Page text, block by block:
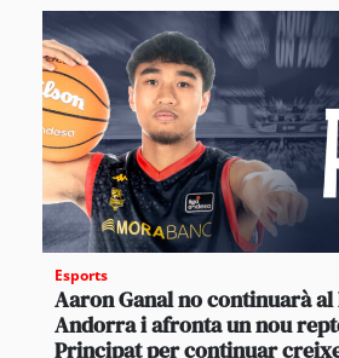
Esports
Aaron Ganal no continuarà
Andorra i afronta un nou
Principat per continuar